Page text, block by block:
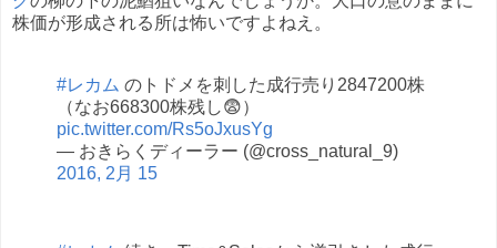
株価が形成される所は怖いですよねえ。
#レカム のトドメを刺した成行売り2847200株
（なお668300株残し😨）
pic.twitter.com/Rs5oJxusYg
— おきらくディーラー (@cross_natural_9)
2016, 2月 15